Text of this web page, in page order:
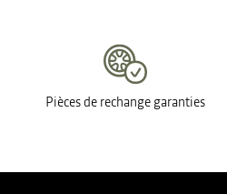
Pièces de rechange garanties